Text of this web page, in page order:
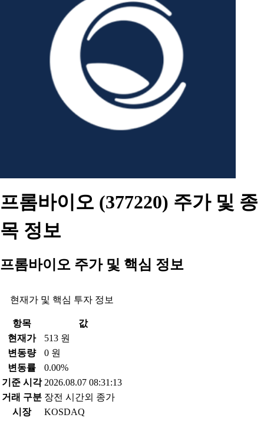
프롬바이오 (377220) 주가 및 종
목 정보
프롬바이오 주가 및 핵심 정보
현재가 및 핵심 투자 정보
항목
값
현재가
513 원
변동량
0 원
변동률
0.00%
기준 시각 2026.08.07 08:31:13
거래 구분 장전 시간외 종가
시장
KOSDAQ